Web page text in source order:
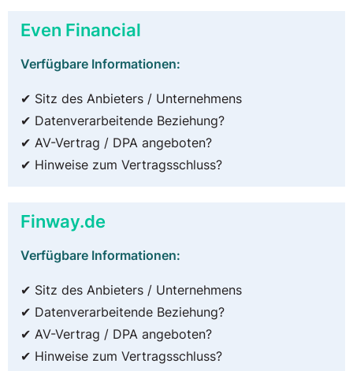
Even Financial
Verfügbare Informationen:
✔ Sitz des Anbieters / Unternehmens
✔ Datenverarbeitende Beziehung?
✔ AV-Vertrag / DPA angeboten?
✔ Hinweise zum Vertragsschluss?
Finway.de
Verfügbare Informationen:
✔ Sitz des Anbieters / Unternehmens
✔ Datenverarbeitende Beziehung?
✔ AV-Vertrag / DPA angeboten?
✔ Hinweise zum Vertragsschluss?